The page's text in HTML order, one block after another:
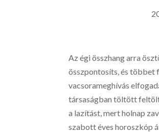
Az égi összhang arra
összpontosíts, és többet
vacsorameghívás
társaságban töltött
a lazítást, mert holnap
szabott éves horoszkóp